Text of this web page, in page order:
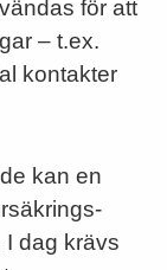
för att
– t.ex.
kontakter
kan en
I dag krävs